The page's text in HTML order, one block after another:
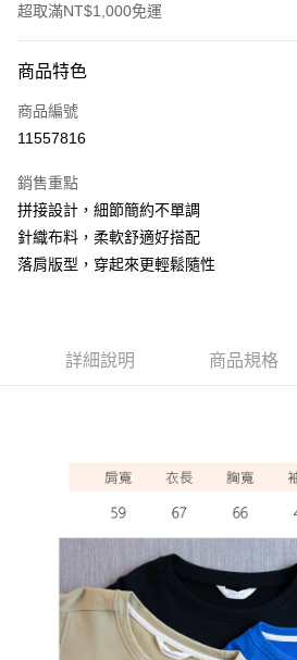
超取滿NT$1,000免運
信用卡一次付款
超商取貨付款
Apple Pay
悠遊付
全家取貨付款
每筆NT$60，滿NT$1,000(含以上)免運費
每筆NT$80，滿NT$1,000(含以上)免運費
商品特色
商品編號
11557816
銷售重點
拼接設計，細節簡約不單調
針織布料，柔軟舒適好搭配
落肩版型，穿起來更輕鬆隨性
詳細說明 商品規格